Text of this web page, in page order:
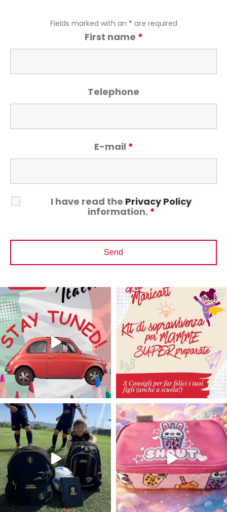
Fields marked with an * are required
First name *
Telephone
E-mail *
I have read the Privacy Policy
information. *